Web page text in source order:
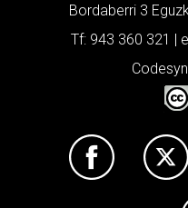
Bordaberri 3
Tf: 943 360 321 |